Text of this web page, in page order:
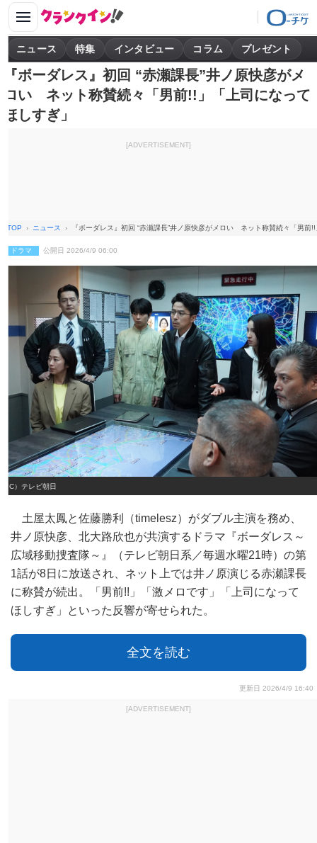
ニュース 特集 インタビュー コラム プレゼント
『ボーダレス』初回 “赤瀬課長”井ノ原快彦がメ
ロい ネット称賛続々「男前!!」「上司になって
ほしすぎ」
[ADVERTISEMENT]
TOP ニュース 『ボーダレス』初回 “赤瀬課長”井ノ原快彦がメロい ネット称賛続々「男前
ドラマ 公開日 2026/4/9 06:00
（C）テレビ朝日
土屋太鳳と佐藤勝利（timelesz）がダブル主演を務め、
井ノ原快彦、北大路欣也が共演するドラマ『ボーダレス～
広域移動捜査隊～』（テレビ朝日系／毎週水曜21時）の第
1話が8日に放送され、ネット上では井ノ原演じる赤瀬課長
に称賛が続出。「男前!!」「激メロです」「上司になって
ほしすぎ」といった反響が寄せられた。
全文を読む
更新日 2026/4/9 16:40
[ADVERTISEMENT]